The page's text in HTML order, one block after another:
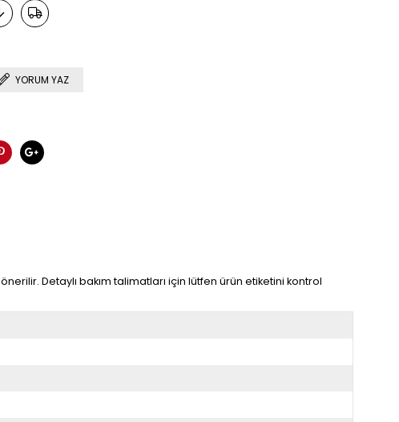
YORUM YAZ
Detaylı bakım talimatları için lütfen ürün etiketini kontrol